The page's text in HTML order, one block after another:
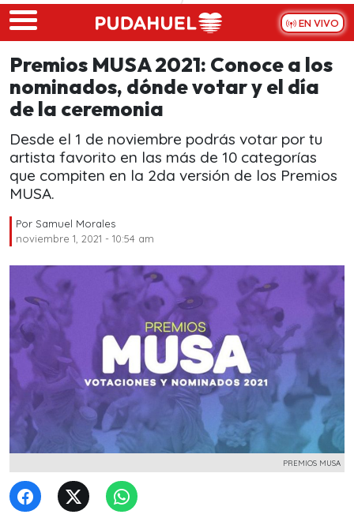
Skip to main content
EN VIVO
Premios MUSA 2021: Conoce a los
nominados, dónde votar y el día
de la ceremonia
Desde el 1 de noviembre podrás votar por tu
artista favorito en las más de 10 categorías
que compiten en la 2da versión de los Premios
MUSA.
Por Samuel Morales
noviembre 1, 2021 - 10:54 am
PREMIOS MUSA